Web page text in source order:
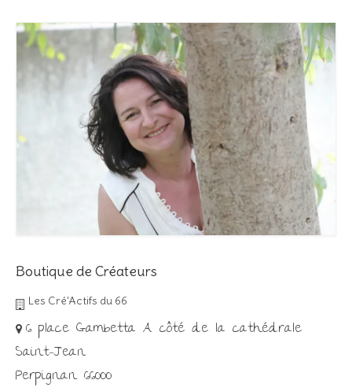
Boutique de Créateurs
Les Cré'Actifs du 66
6 place Gambetta A côté de la cathédrale
Saint-Jean
Perpignan 66000